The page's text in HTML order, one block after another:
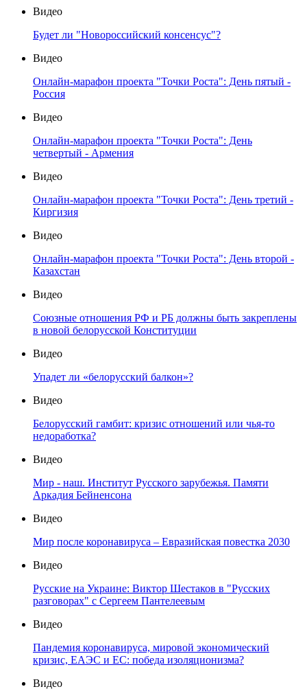
Видео
Будет ли "Новороссийский консенсус"?
Видео
Онлайн-марафон проекта "Точки Роста": День пятый -
Россия
Видео
Онлайн-марафон проекта "Точки Роста": День
четвертый - Армения
Видео
Онлайн-марафон проекта "Точки Роста": День третий -
Киргизия
Видео
Онлайн-марафон проекта "Точки Роста": День второй -
Казахстан
Видео
Союзные отношения РФ и РБ должны быть закреплены
в новой белорусской Конституции
Видео
Упадет ли «белорусский балкон»?
Видео
Белорусский гамбит: кризис отношений или чья-то
недоработка?
Видео
Мир - наш. Институт Русского зарубежья. Памяти
Аркадия Бейненсона
Видео
Мир после коронавируса – Евразийская повестка 2030
Видео
Русские на Украине: Виктор Шестаков в "Русских
разговорах" с Сергеем Пантелеевым
Видео
Пандемия коронавируса, мировой экономический
кризис, ЕАЭС и ЕС: победа изоляционизма?
Видео